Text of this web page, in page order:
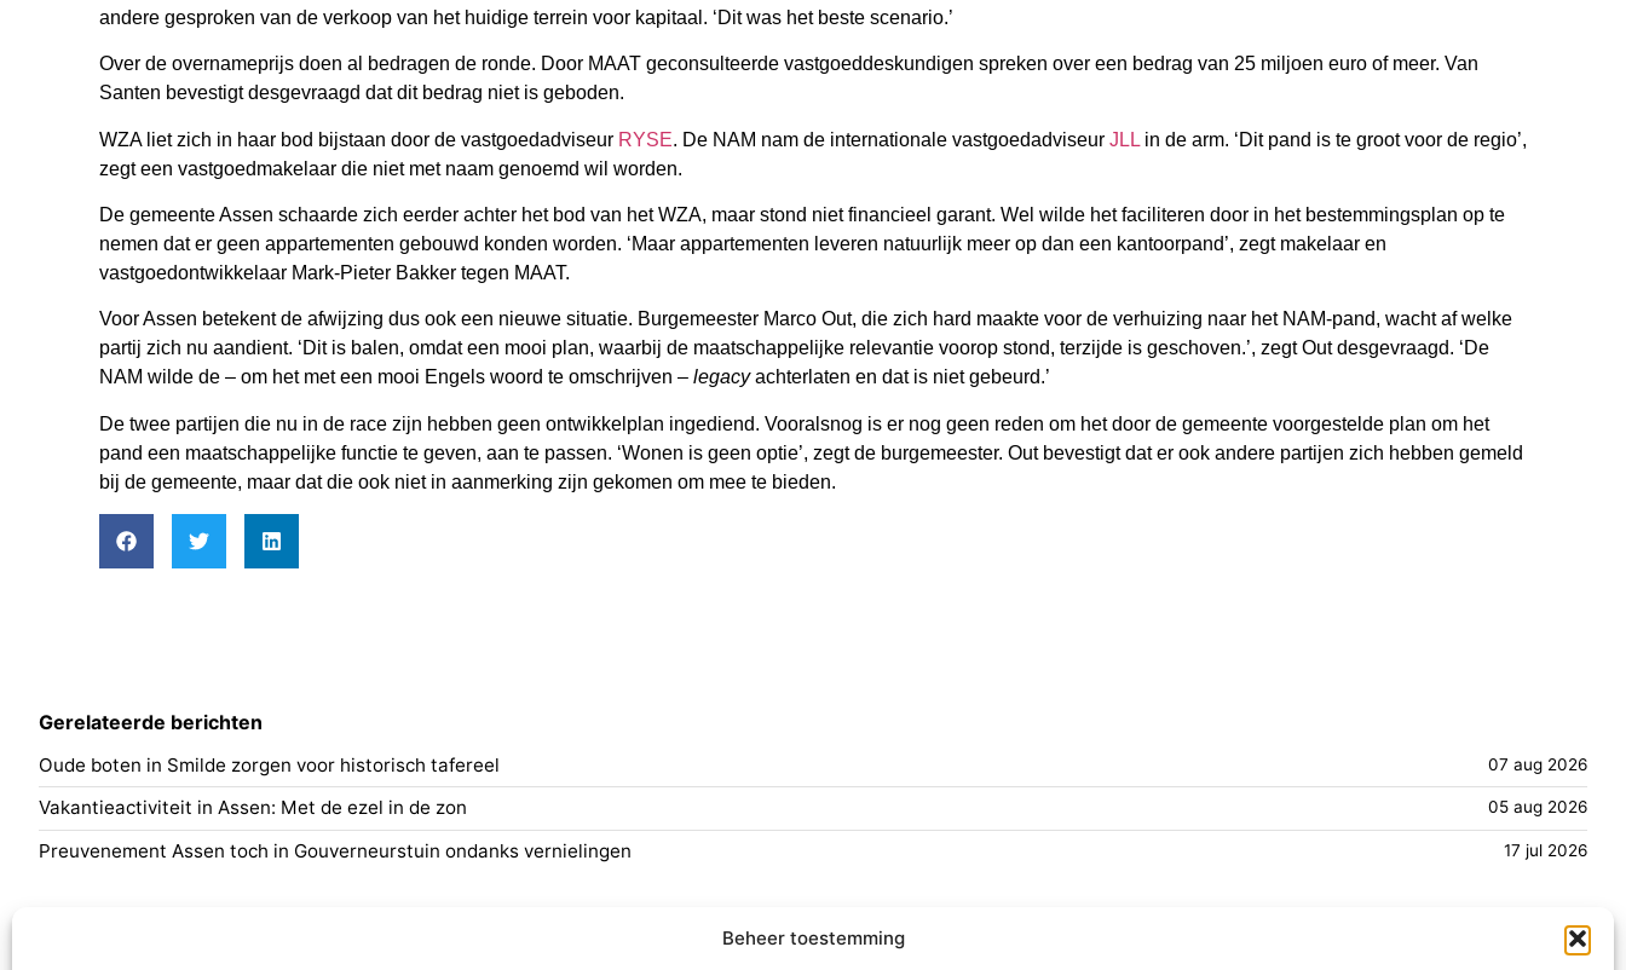
Beheer toestemming
andere gesproken van de verkoop van het huidige terrein voor kapitaal. ‘Dit was het beste scenario.’
Over de overnameprijs doen al bedragen de ronde. Door MAAT geconsulteerde vastgoeddeskundigen spreken over een bedrag van 25 miljoen euro of meer. Van
Santen bevestigt desgevraagd dat dit bedrag niet is geboden.
WZA liet zich in haar bod bijstaan door de vastgoedadviseur RYSE. De NAM nam de internationale vastgoedadviseur JLL in de arm. ‘Dit pand is te groot voor de regio’,
zegt een vastgoedmakelaar die niet met naam genoemd wil worden.
De gemeente Assen schaarde zich eerder achter het bod van het WZA, maar stond niet financieel garant. Wel wilde het faciliteren door in het bestemmingsplan op te
nemen dat er geen appartementen gebouwd konden worden. ‘Maar appartementen leveren natuurlijk meer op dan een kantoorpand’, zegt makelaar en
vastgoedontwikkelaar Mark-Pieter Bakker tegen MAAT.
Voor Assen betekent de afwijzing dus ook een nieuwe situatie. Burgemeester Marco Out, die zich hard maakte voor de verhuizing naar het NAM-pand, wacht af welke
partij zich nu aandient. ‘Dit is balen, omdat een mooi plan, waarbij de maatschappelijke relevantie voorop stond, terzijde is geschoven.’, zegt Out desgevraagd. ‘De
NAM wilde de – om het met een mooi Engels woord te omschrijven – legacyachterlaten en dat is niet gebeurd.’
De twee partijen die nu in de race zijn hebben geen ontwikkelplan ingediend. Vooralsnog is er nog geen reden om het door de gemeente voorgestelde plan om het
pand een maatschappelijke functie te geven, aan te passen. ‘Wonen is geen optie’, zegt de burgemeester. Out bevestigt dat er ook andere partijen zich hebben gemeld
bij de gemeente, maar dat die ook niet in aanmerking zijn gekomen om mee te bieden.
Gerelateerde berichten
Oude boten in Smilde zorgen voor historisch tafereel 07 aug 2026
Vakantieactiviteit in Assen: Met de ezel in de zon 05 aug 2026
Preuvenement Assen toch in Gouverneurstuin ondanks vernielingen 17 jul 2026
Juridisch